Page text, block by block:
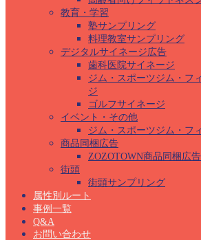
教育・学習
塾サンプリング
料理教室サンプリング
デジタルサイネージ広告
歯科医院サイネージ
ジム・スポーツジム・フ
ジ
ゴルフサイネージ
イベント・その他
ジム・スポーツジム・フ
商品同梱広告
ZOZOTOWN商品同梱広告
街頭
街頭サンプリング
属性別ルート
事例一覧
Q&A
お問い合わせ